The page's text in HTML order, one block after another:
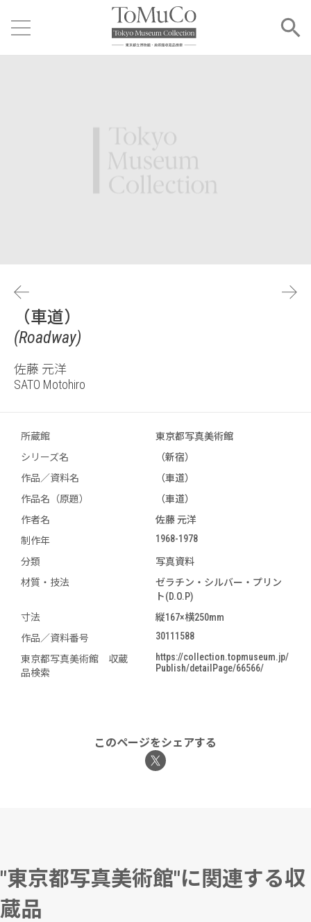
（車道）
(Roadway)
佐藤 元洋
SATO Motohiro
所蔵館
東京都写真美術館
シリーズ名
（新宿）
作品／資料名
（車道）
作品名（原題）
（車道）
作者名
佐藤 元洋
制作年
1968-1978
分類
写真資料
材質・技法
ゼラチン・シルバー・プリン
ト(D.O.P)
寸法
縦167×横250mm
作品／資料番号
30111588
東京都写真美術館 収蔵
品検索
https://collection.topmuseum.jp/
Publish/detailPage/66566/
このページをシェアする
"東京都写真美術館"に関連する収
蔵品